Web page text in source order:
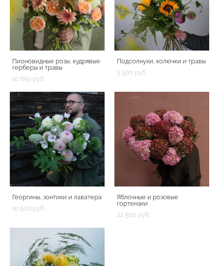
Пионовидные розы, кудрявые
герберы и травы
10 850 pуб.
Подсолнухи, колючки и травы
3 500 pуб.
Георгины, зонтики и лаватера
10 500 pуб.
Яблочные и розовые
гортензии
22 500 pуб.